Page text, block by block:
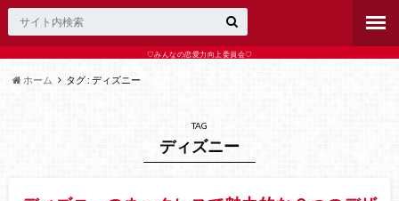
♡みんなの恋愛力向上委員会♡
ホーム タグ : ディズニー
TAG
ディズニー